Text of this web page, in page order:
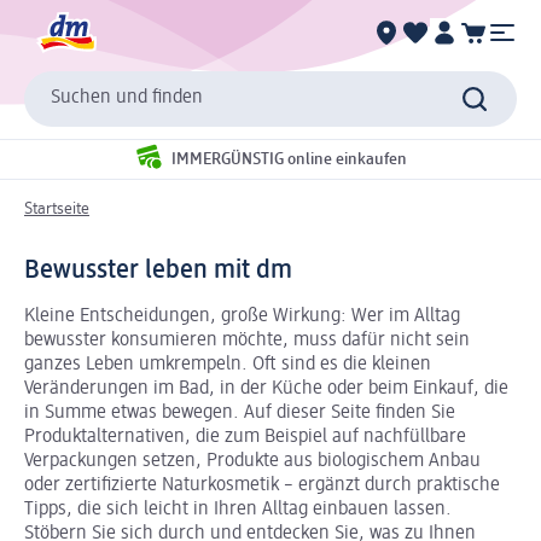
Suchen und finden
IMMERGÜNSTIG online einkaufen
Startseite
Bewusster leben mit dm
Kleine Entscheidungen, große Wirkung: Wer im Alltag
bewusster konsumieren möchte, muss dafür nicht sein
ganzes Leben umkrempeln. Oft sind es die kleinen
Veränderungen im Bad, in der Küche oder beim Einkauf, die
in Summe etwas bewegen. Auf dieser Seite finden Sie
Produktalternativen, die zum Beispiel auf nachfüllbare
Verpackungen setzen, Produkte aus biologischem Anbau
oder zertifizierte Naturkosmetik – ergänzt durch praktische
Tipps, die sich leicht in Ihren Alltag einbauen lassen.
Stöbern Sie sich durch und entdecken Sie, was zu Ihnen